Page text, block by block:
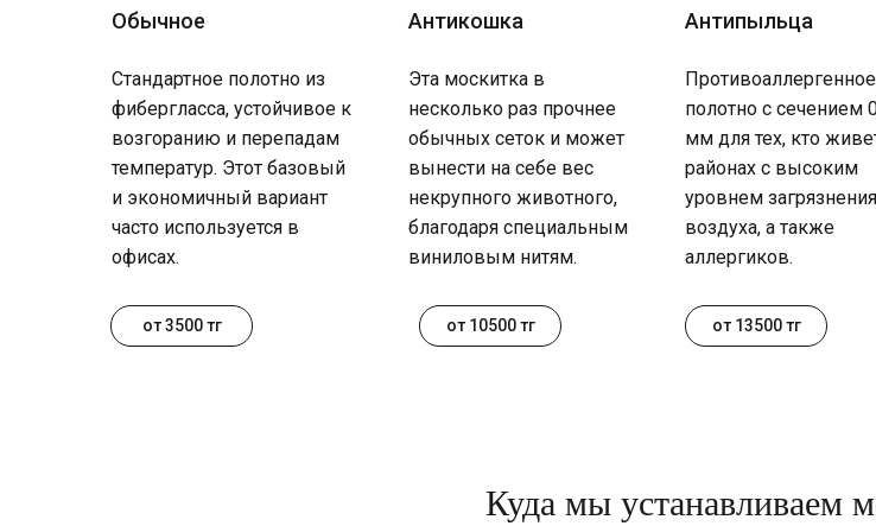
Обычное Антикошка Антипыльца
Стандартное полотно из
фибергласса, устойчивое к
возгоранию и перепадам
температур. Этот базовый
и экономичный вариант
часто используется в
офисах.
Эта москитка в
несколько раз прочнее
обычных сеток и может
вынести на себе вес
некрупного животного,
благодаря специальным
виниловым нитям.
Противоаллергенное
полотно с сечением
мм для тех, кто
районах с высоким
уровнем загрязнения
воздуха, а также
аллергиков.
от 3500 тг от 10500 тг от 13500 тг
Куда мы устанавливаем